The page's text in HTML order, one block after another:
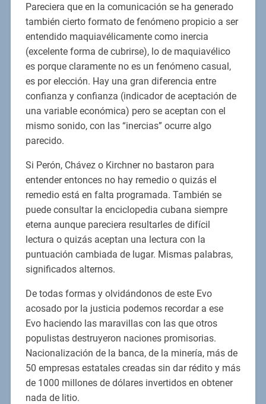
Pareciera que en la comunicación se ha generado
también cierto formato de fenómeno propicio a ser
entendido maquiavélicamente como inercia
(excelente forma de cubrirse), lo de maquiavélico
es porque claramente no es un fenómeno casual,
es por elección. Hay una gran diferencia entre
confianza y confianza (indicador de aceptación de
una variable económica) pero se aceptan con el
mismo sonido, con las “inercias” ocurre algo
parecido.
Si Perón, Chávez o Kirchner no bastaron para
entender entonces no hay remedio o quizás el
remedio está en falta programada. También se
puede consultar la enciclopedia cubana siempre
eterna aunque pareciera resultarles de difícil
lectura o quizás aceptan una lectura con la
puntuación cambiada de lugar. Mismas palabras,
significados alternos.
De todas formas y olvidándonos de este Evo
acosado por la justicia podemos recordar a ese
Evo haciendo las maravillas con las que otros
populistas destruyeron naciones promisorias.
Nacionalización de la banca, de la minería, más de
50 empresas estatales creadas sin dar rédito y más
de 1000 millones de dólares invertidos en obtener
nada de litio.